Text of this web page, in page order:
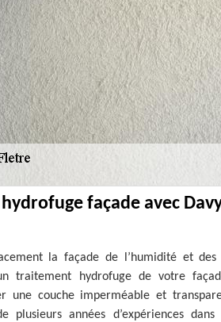
façade avec
la façade de l’humidité et
traitement hydrofuge de votre
une couche imperméable et
plusieurs années d’expériences